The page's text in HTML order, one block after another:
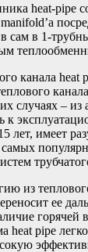
heat-pipe
в сам в 1-
случаях –
к
лет, имеет
самых
из
ее
горячей
heat pipe